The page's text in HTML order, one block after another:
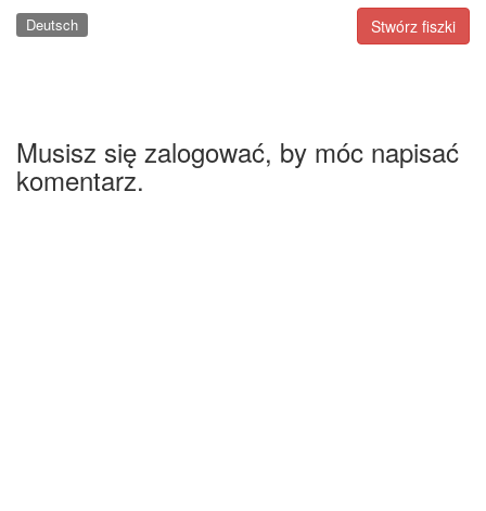
Stwórz fiszki
Deutsch
Musisz się zalogować, by móc napisać
komentarz.